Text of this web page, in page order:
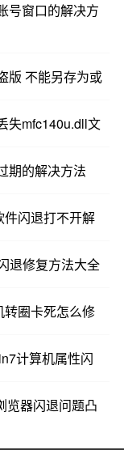
号窗口的解决方
版 不能另存为或
失mfc140u.dll文
期的解决方法
闪退打不开解
退修复方法大全
圈卡死怎么修
计算机属性闪
览器闪退问题凸